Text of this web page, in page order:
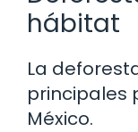
hábitat
La
principales
México.